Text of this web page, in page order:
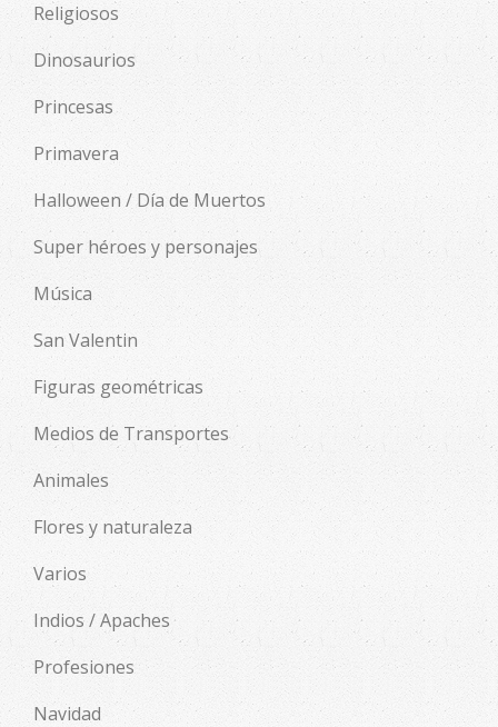
Religiosos
Dinosaurios
Princesas
Primavera
Halloween / Día de Muertos
Super héroes y personajes
Música
San Valentin
Figuras geométricas
Medios de Transportes
Animales
Flores y naturaleza
Varios
Indios / Apaches
Profesiones
Navidad